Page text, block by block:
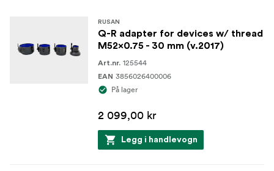
RUSAN
Q-R adapter for devices w/ thread
M52x0.75 - 30 mm (v.2017)
Art.nr. 125544
EAN 3856026400006
På lager
2 099,00 kr
Legg i handlevogn